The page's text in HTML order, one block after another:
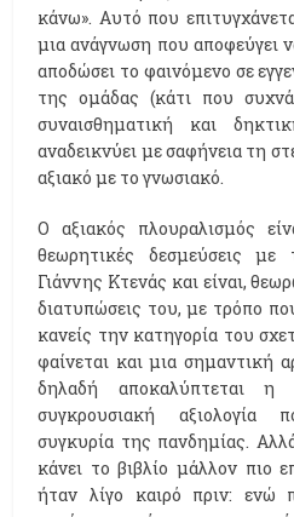
κάνω». Αυτό που
μια ανάγνωση που αποφεύγει
αποδώσει το φαινόμενο σε
της ομάδας (κάτι που
συναισθηματική και
αναδεικνύει με σαφήνεια τη
αξιακό με το γνωσιακό.
Ο αξιακός πλουραλισμός
θεωρητικές δεσμεύσεις με
Γιάννης Κτενάς και είναι,
διατυπώσεις του, με τρόπο
κανείς την κατηγορία του
φαίνεται και μια σημαντική
δηλαδή αποκαλύπτεται
συγκρουσιακή αξιολογία
συγκυρία της πανδημίας.
κάνει το βιβλίο μάλλον πιο
ήταν λίγο καιρό πριν: ενώ